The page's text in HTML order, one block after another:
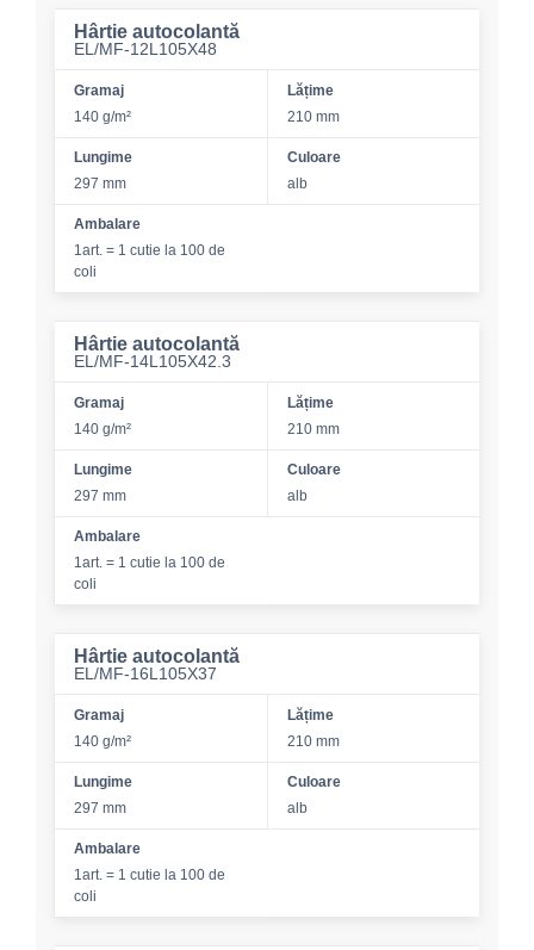
Hârtie autocolantă
EL/MF-12L105X48
Gramaj
140 g/m²
Lățime
210 mm
Lungime
297 mm
Culoare
alb
Ambalare
1art. = 1 cutie la 100 de
coli
Hârtie autocolantă
EL/MF-14L105X42.3
Gramaj
140 g/m²
Lățime
210 mm
Lungime
297 mm
Culoare
alb
Ambalare
1art. = 1 cutie la 100 de
coli
Hârtie autocolantă
EL/MF-16L105X37
Gramaj
140 g/m²
Lățime
210 mm
Lungime
297 mm
Culoare
alb
Ambalare
1art. = 1 cutie la 100 de
coli